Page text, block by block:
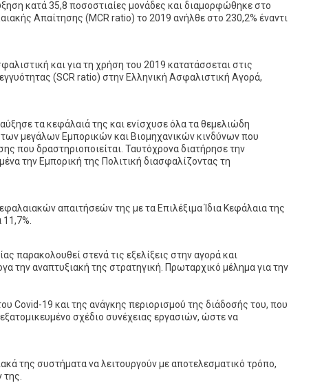
κατά 35,8 ποσοστιαίες μονάδες και διαμορφώθηκε στο
Απαίτησης (MCR ratio) το 2019 ανήλθε στο 230,2% έναντι
και για τη χρήση του 2019 κατατάσσεται στις
(SCR ratio) στην Ελληνική Ασφαλιστική Αγορά,
τα κεφάλαιά της και ενίσχυσε όλα τα θεμελιώδη
μεγάλων Εμπορικών και Βιομηχανικών κινδύνων που
που δραστηριοποιείται. Ταυτόχρονα διατήρησε την
την Εμπορική της Πολιτική διασφαλίζοντας τη
απαιτήσεών της με τα Επιλέξιμα Ίδια Κεφάλαια της
παρακολουθεί στενά τις εξελίξεις στην αγορά και
την αναπτυξιακή της στρατηγική. Πρωταρχικό μέλημα για την
Covid-19 και της ανάγκης περιορισμού της διάδοσής του, που
σχέδιο συνέχειας εργασιών, ώστε να
της συστήματα να λειτουργούν με αποτελεσματικό τρόπο,